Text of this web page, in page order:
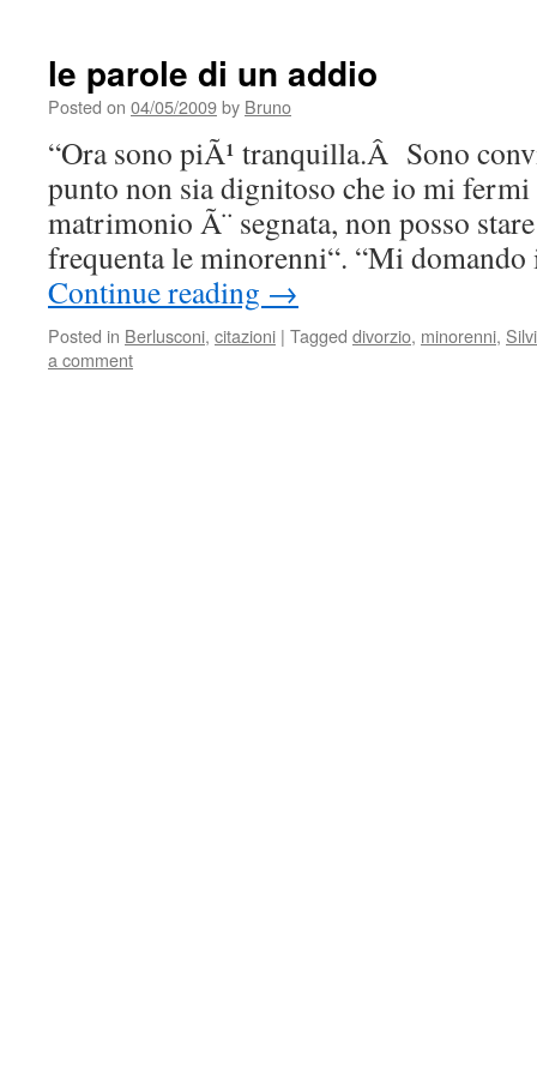
le parole di un addio
Posted on 04/05/2009by Bruno
“Ora sono piÃ¹ tranquilla.Â Sono
punto non sia dignitoso che io mi
matrimonio Ã¨ segnata, non posso
frequenta le minorenni“. “Mi
Continue reading →
Posted in Berlusconi, citazioni | Tagged divorzio, minorenni,
a comment